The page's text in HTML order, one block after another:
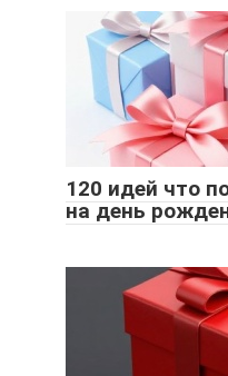
120 идей что
на день